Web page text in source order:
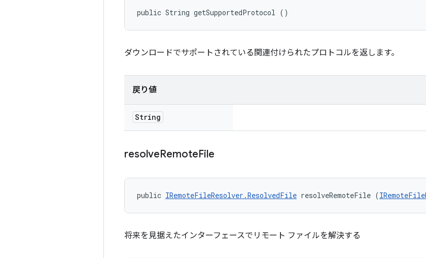
public String getSupportedProtocol ()
ダウンロードでサポートされている関連付けられたプロトコルを返します。
戻り値
String
resolveRemoteFile
public IRemoteFileResolver.ResolvedFile resolveRemoteFile (
将来を見据えたインターフェースでリモート ファイルを解決する